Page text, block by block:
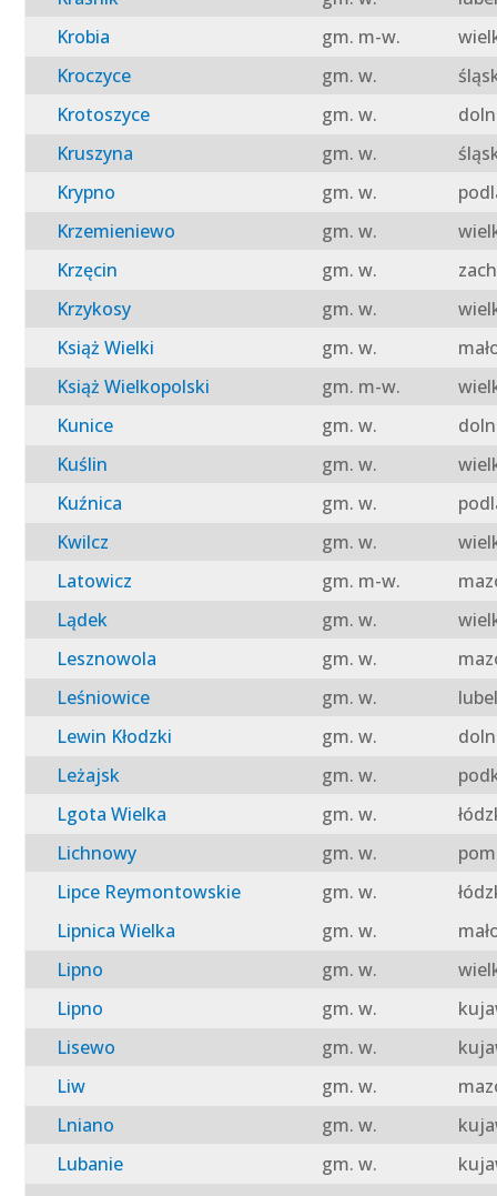
Krobia
gm. m-w.
Kroczyce
gm. w.
Krotoszyce
gm. w.
Kruszyna
gm. w.
Krypno
gm. w.
Krzemieniewo
gm. w.
Krzęcin
gm. w.
Krzykosy
gm. w.
Książ Wielki
gm. w.
Książ Wielkopolski
gm. m-w.
Kunice
gm. w.
Kuślin
gm. w.
Kuźnica
gm. w.
Kwilcz
gm. w.
Latowicz
gm. m-w.
Lądek
gm. w.
Lesznowola
gm. w.
Leśniowice
gm. w.
Lewin Kłodzki
gm. w.
Leżajsk
gm. w.
Lgota Wielka
gm. w.
Lichnowy
gm. w.
Lipce Reymontowskie
gm. w.
Lipnica Wielka
gm. w.
Lipno
gm. w.
Lipno
gm. w.
Lisewo
gm. w.
Liw
gm. w.
Lniano
gm. w.
Lubanie
gm. w.